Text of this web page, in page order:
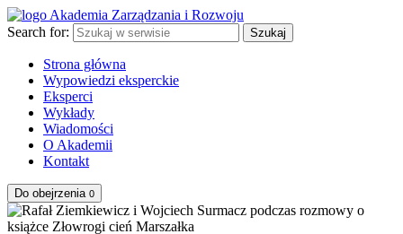
Search for: Szukaj
Strona główna
Wypowiedzi eksperckie
Eksperci
Wykłady
Wiadomości
O Akademii
Kontakt
Do obejrzenia 0